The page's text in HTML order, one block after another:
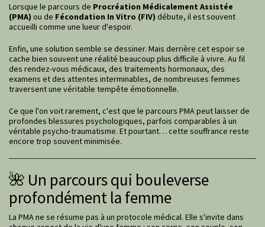
Lorsque le parcours de Procréation Médicalement Assistée
(PMA) ou de Fécondation In Vitro (FIV) débute, il est souvent
accueilli comme une lueur d'espoir.
Enfin, une solution semble se dessiner. Mais derrière cet espoir se
cache bien souvent une réalité beaucoup plus difficile à vivre. Au fil
des rendez-vous médicaux, des traitements hormonaux, des
examens et des attentes interminables, de nombreuses femmes
traversent une véritable tempête émotionnelle.
Ce que l'on voit rarement, c'est que le parcours PMA peut laisser de
profondes blessures psychologiques, parfois comparables à un
véritable psycho-traumatisme. Et pourtant… cette souffrance reste
encore trop souvent minimisée.
🌺 Un parcours qui bouleverse
profondément la femme
La PMA ne se résume pas à un protocole médical. Elle s'invite dans